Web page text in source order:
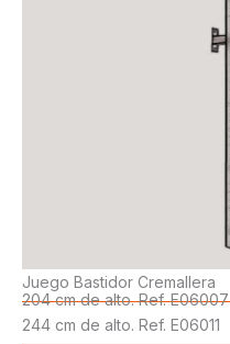
Juego Bastidor Cremallera
204 cm de alto. Ref. E06007
244 cm de alto. Ref. E06011